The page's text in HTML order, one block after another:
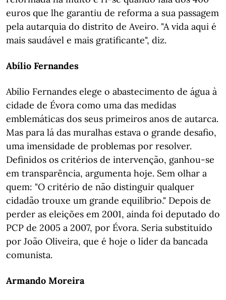
euros que lhe garantiu de reforma a sua passagem
pela autarquia do distrito de Aveiro. "A vida aqui é
mais saudável e mais gratificante", diz.
Abílio Fernandes
Abílio Fernandes elege o abastecimento de água à
cidade de Évora como uma das medidas
emblemáticas dos seus primeiros anos de autarca.
Mas para lá das muralhas estava o grande desafio,
uma imensidade de problemas por resolver.
Definidos os critérios de intervenção, ganhou-se
em transparência, argumenta hoje. Sem olhar a
quem: "O critério de não distinguir qualquer
cidadão trouxe um grande equilíbrio." Depois de
perder as eleições em 2001, ainda foi deputado do
PCP de 2005 a 2007, por Évora. Seria substituído
por João Oliveira, que é hoje o líder da bancada
comunista.
Armando Moreira